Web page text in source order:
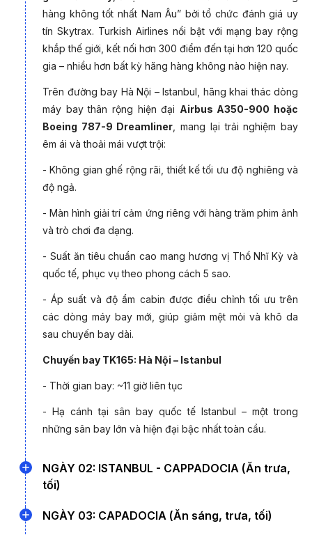
Athens – cái nôi của nền dân chủ nhân loại
Meteora– kỳ quan tâm linh và nghệ thuật có một không
hai: Những tu viện treo mình trên đỉnh cột đá thẳng đứng,
nâng bước du khách vào không gian tĩnh lặng, thiêng
Núi Olympus– “nhà” của các vị thần Hy Lạp: Olympus
hiện lên uy nghi và huyền thoại, với rừng xanh, khe suối
trong vắt và không khí mát lạnh khiến mỗi bước chân như
trị trên đỉnh trời.
Thổ Nhĩ Kỳlà quốc gia nằm giữa hai châu lục Á - Âu, nổi tiếng
với bề dày lịch sử, văn hóa và những cảnh quan thiên nhiên
độc đáo. Từ thành phố Istanbul sôi động bên eo biển
Bosphorus, vùng đất Cappadocia kỳ ảo với những khinh khí
cầu rực rỡ, đến Konya, Isparta đậm dấu ấn văn hóa bản địa
hay kỳ quan thiên nhiên Pamukkale trắng xóa như bông tuyết.
Bên cạnh đó, thành cổ Ephesus và thành phố biển Izmir cũng
góp phần tạo nên sức hút đặc biệt cho đất nước được mệnh
danh là nơi giao thoa giữa phương Đông và phương Tây.
hàng không tốt nhất Nam Âu” bởi tổ chức đánh giá uy
tín Skytrax. Turkish Airlines nổi bật với mạng bay rộng
khắp thế giới, kết nối hơn 300 điểm đến tại hơn 120 quốc
gia – nhiều hơn bất kỳ hãng hàng không nào hiện nay.
Trên đường bay Hà Nội – Istanbul, hãng khai thác dòng
máy bay thân rộng hiện đại Airbus A350-900 hoặc
Boeing 787-9 Dreamliner , mang lại trải nghiệm bay
êm ái và thoải mái vượt trội:
- Không gian ghế rộng rãi, thiết kế tối ưu độ nghiêng và
độ ngả.
- Màn hình giải trí cảm ứng riêng với hàng trăm phim ảnh
và trò chơi đa dạng.
- Suất ăn tiêu chuẩn cao mang hương vị Thổ Nhĩ Kỳ và
quốc tế, phục vụ theo phong cách 5 sao.
- Áp suất và độ ẩm cabin được điều chỉnh tối ưu trên
các dòng máy bay mới, giúp giảm mệt mỏi và khô da
sau chuyến bay dài.
Chuyến bay TK165: Hà Nội – Istanbul
- Thời gian bay: ~11 giờ liên tục
- Hạ cánh tại sân bay quốc tế Istanbul – một trong
những sân bay lớn và hiện đại bậc nhất toàn cầu.
NGÀY 02: ISTANBUL - CAPPADOCIA (Ăn trưa,
tối)
Từ thành phố nối liền hai lục địa đến vùng đất
NGÀY 03: CAPADOCIA (Ăn sáng, trưa, tối)